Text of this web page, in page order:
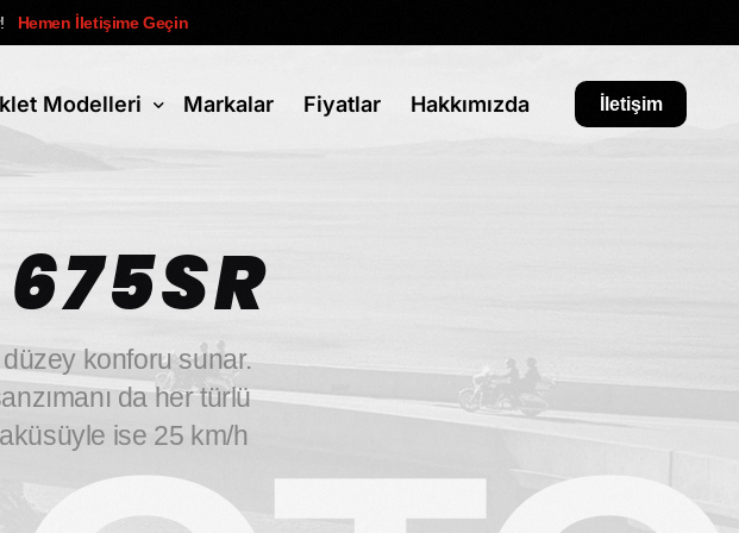
Hemen İletişime Geçin
Modelleri Markalar Fiyatlar Hakkımızda İletişim
675SR
düzey konforu sunar.
da her türlü
aküsüyle ise 25 km/h